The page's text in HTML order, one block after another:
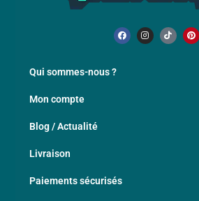
Qui sommes-nous ?
Mon compte
Blog / Actualité
Livraison
Paiements sécurisés